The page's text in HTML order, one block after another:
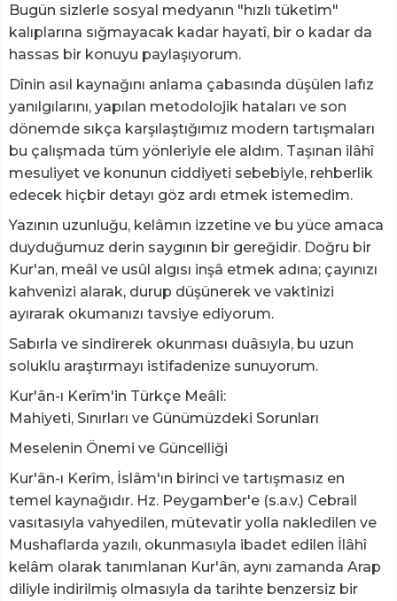
​Bugün sizlerle sosyal medyanın "hızlı tüketim"
kalıplarına sığmayacak kadar hayatî, bir o kadar da
hassas bir konuyu paylaşıyorum.
​Dînin asıl kaynağını anlama çabasında düşülen lafız
yanılgılarını, yapılan metodolojik hataları ve son
dönemde sıkça karşılaştığımız modern tartışmaları
bu çalışmada tüm yönleriyle ele aldım. Taşınan ilâhî
mesuliyet ve konunun ciddiyeti sebebiyle, rehberlik
edecek hiçbir detayı göz ardı etmek istemedim.
​Yazının uzunluğu, kelâmın izzetine ve bu yüce amaca
duyduğumuz derin saygının bir gereğidir. Doğru bir
Kur'an, meâl ve usûl algısı inşâ etmek adına; çayınızı
kahvenizi alarak, durup düşünerek ve vaktinizi
ayırarak okumanızı tavsiye ediyorum.
​Sabırla ve sindirerek okunması duâsıyla, bu uzun
soluklu araştırmayı istifadenize sunuyorum.
Kur'ân-ı Kerîm'in Türkçe Meâli:
Mahiyeti, Sınırları ve Günümüzdeki Sorunları
Meselenin Önemi ve Güncelliği
Kur'ân-ı Kerîm, İslâm'ın birinci ve tartışmasız en
temel kaynağıdır. Hz. Peygamber'e (s.a.v.) Cebrail
vasıtasıyla vahyedilen, mütevatir yolla nakledilen ve
Mushaflarda yazılı, okunmasıyla ibadet edilen İlâhî
kelâm olarak tanımlanan Kur'ân, aynı zamanda Arap
diliyle indirilmiş olmasıyla da tarihte benzersiz bir